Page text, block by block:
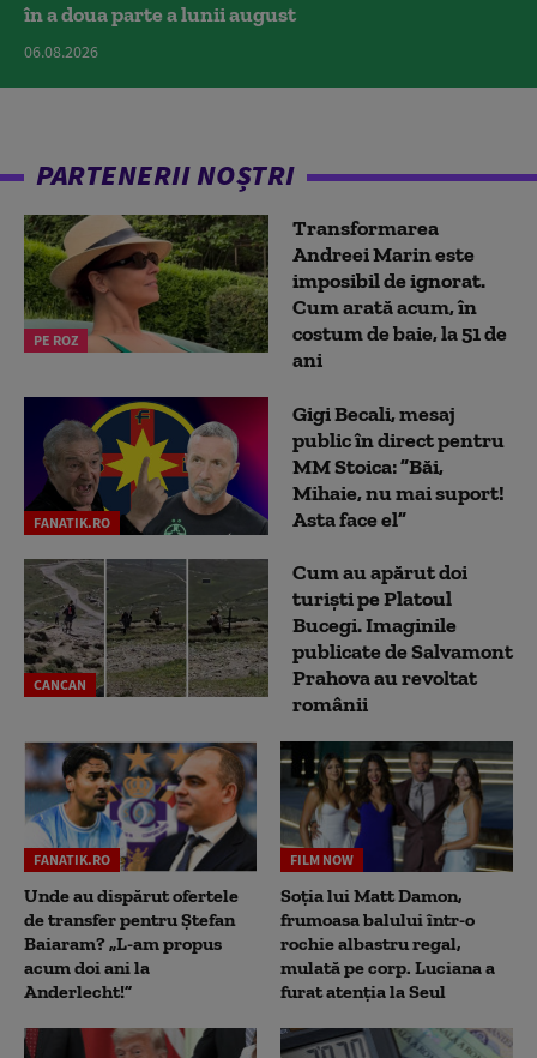
în a doua parte a lunii august
06.08.2026
PARTENERII NOȘTRI
PE ROZ
Transformarea
Andreei Marin este
imposibil de ignorat.
Cum arată acum, în
costum de baie, la 51 de
ani
FANATIK.RO
Gigi Becali, mesaj
public în direct pentru
MM Stoica: ”Băi,
Mihaie, nu mai suport!
Asta face el”
CANCAN
Cum au apărut doi
turiști pe Platoul
Bucegi. Imaginile
publicate de Salvamont
Prahova au revoltat
românii
FANATIK.RO
Unde au dispărut ofertele
de transfer pentru Ștefan
Baiaram? „L-am propus
acum doi ani la
Anderlecht!”
FILM NOW
Soția lui Matt Damon,
frumoasa balului într-o
rochie albastru regal,
mulată pe corp. Luciana a
furat atenția la Seul